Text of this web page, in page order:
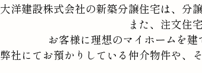
大洋建設株式会社の新築分譲住宅は、分
また、注文住
お客様に理想のマイホームを
弊社にてお預かりしている仲介物件や、